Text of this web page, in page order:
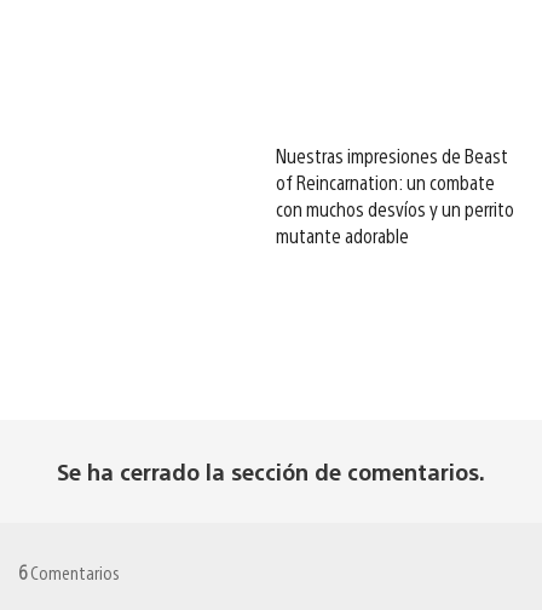
Nuestras impresiones de Beast
of Reincarnation: un combate
con muchos desvíos y un perrito
mutante adorable
Se ha cerrado la sección de comentarios.
6Comentarios